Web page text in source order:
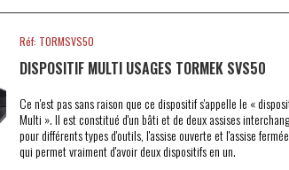
Réf: TORMSVS50
DISPOSITIF MULTI USAGES TORMEK SVS50
Ce n'est pas sans raison que ce dispositif s'appelle le «
Multi ». Il est constitué d'un bâti et de deux assises
pour différents types d'outils, l'assise ouverte et l'assise
qui permet vraiment d'avoir deux dispositifs en un.